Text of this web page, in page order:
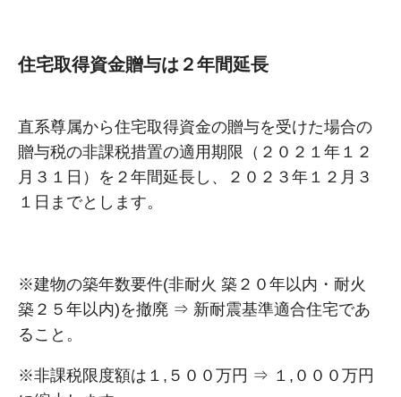
住宅取得資金贈与は２年間延長
直系尊属から住宅取得資金の贈与を受けた場合の
贈与税の非課税措置の適用期限（２０２１年１２
月３１日）を２年間延長し、２０２３年１２月３
１日までとします。
※建物の築年数要件(非耐火 築２０年以内・耐火
築２５年以内)を撤廃 ⇒ 新耐震基準適合住宅であ
ること。
※非課税限度額は１,５００万円 ⇒ １,０００万円